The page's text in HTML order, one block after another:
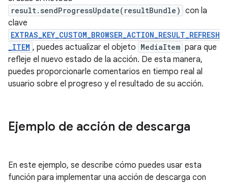
result.sendProgressUpdate(resultBundle) con la
clave
EXTRAS_KEY_CUSTOM_BROWSER_ACTION_RESULT_REFRESH
_ITEM , puedes actualizar el objeto MediaItem para que
refleje el nuevo estado de la acción. De esta manera,
puedes proporcionarle comentarios en tiempo real al
usuario sobre el progreso y el resultado de su acción.
Ejemplo de acción de descarga
En este ejemplo, se describe cómo puedes usar esta
función para implementar una acción de descarga con